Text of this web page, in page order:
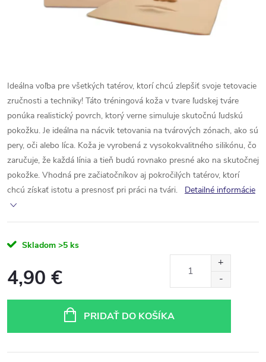
Ideálna voľba pre všetkých tatérov, ktorí chcú zlepšiť svoje tetovacie
zručnosti a techniky! Táto tréningová koža v tvare ľudskej tváre
ponúka realistický povrch, ktorý verne simuluje skutočnú ľudskú
pokožku. Je ideálna na nácvik tetovania na tvárových zónach, ako sú
pery, oči alebo líca. Koža je vyrobená z vysokokvalitného silikónu, čo
zaručuje, že každá línia a tieň budú rovnako presné ako na skutočnej
pokožke. Vhodná pre začiatočníkov aj pokročilých tatérov, ktorí
chcú získať istotu a presnosť pri práci na tvári.
Detailné informácie
Skladom >5 ks
4,90 €
PRIDAŤ DO KOŠÍKA